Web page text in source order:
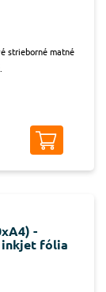
strieborné matné
-
inkjet fólia